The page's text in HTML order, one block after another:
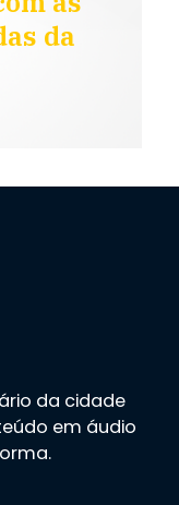
da
da cidade
em áudio